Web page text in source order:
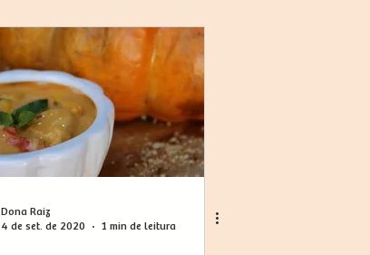
Dona Raiz
4 de set. de 2020
1 min de leitura